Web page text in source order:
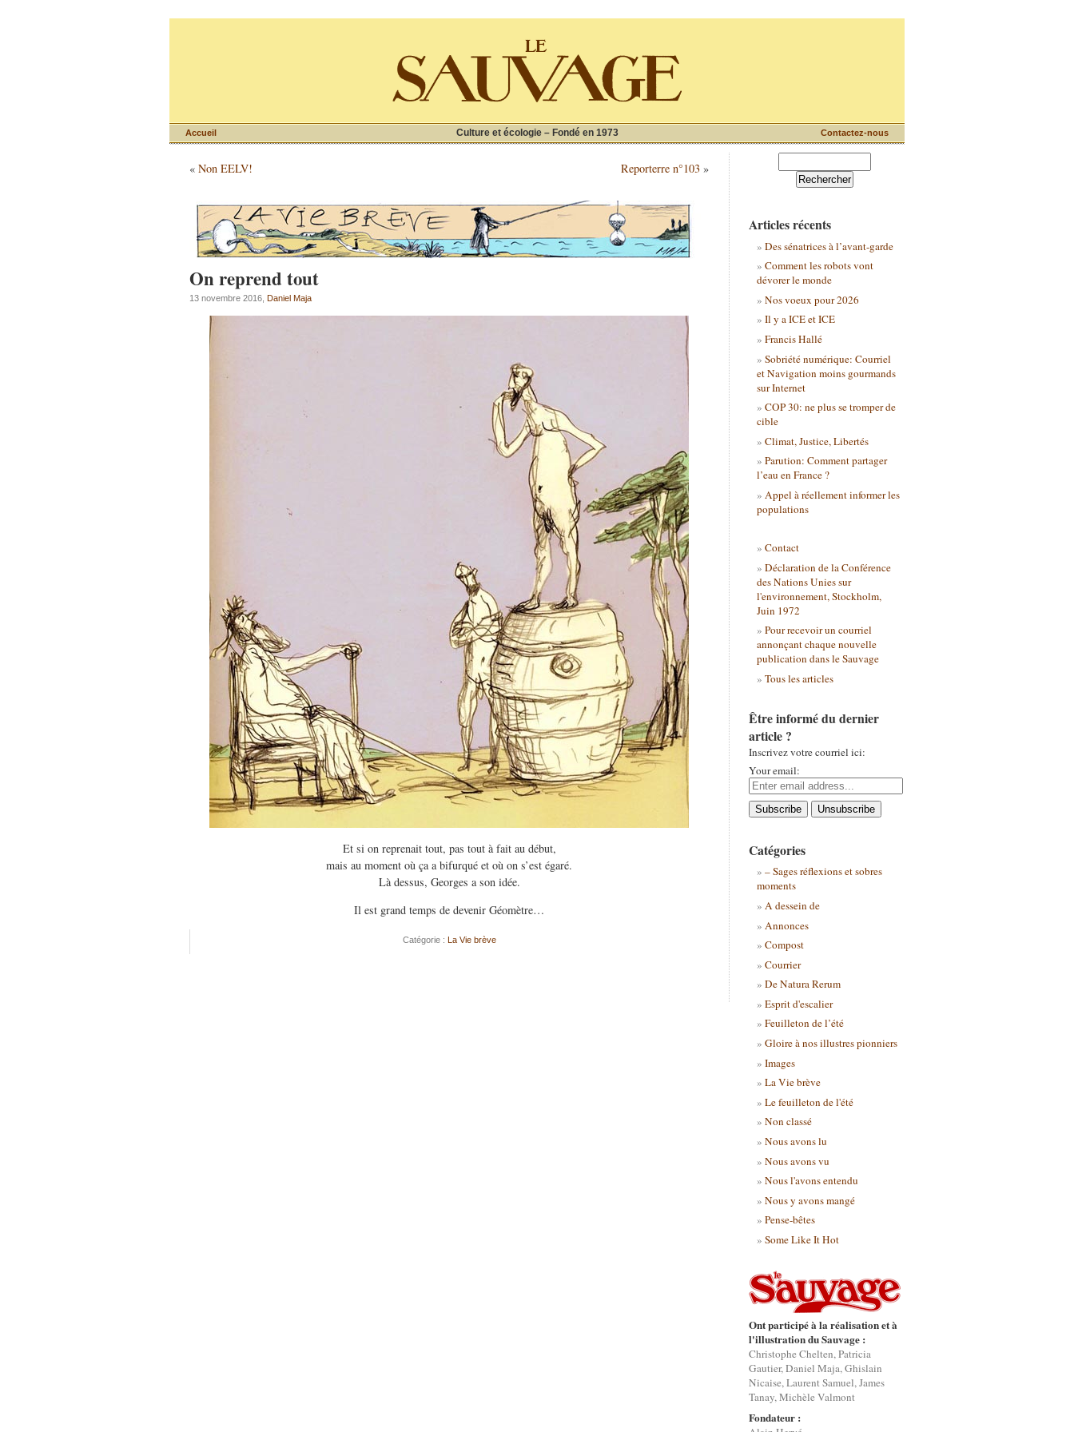
Culture et écologie – Fondé en 1973
Accueil Contactez-nous
« Non EELV! Reporterre n°103 »
On reprend tout
13 novembre 2016, Daniel Maja
Et si on reprenait tout, pas tout à fait au début,
mais au moment où ça a bifurqué et où on s’est égaré.
Là dessus, Georges a son idée.
Il est grand temps de devenir Géomètre…
Catégorie : La Vie brève
Articles récents
Des sénatrices à l’avant-garde
Comment les robots vont
dévorer le monde
Nos voeux pour 2026
Il y a ICE et ICE
Francis Hallé
Sobriété numérique: Courriel
et Navigation moins gourmands
sur Internet
COP 30: ne plus se tromper de
cible
Climat, Justice, Libertés
Parution: Comment partager
l’eau en France ?
Appel à réellement informer les
populations
Contact
Déclaration de la Conférence
des Nations Unies sur
l'environnement, Stockholm,
Juin 1972
Pour recevoir un courriel
annonçant chaque nouvelle
publication dans le Sauvage
Tous les articles
Être informé du dernier
article ?
Inscrivez votre courriel ici:
Your email:
Catégories
– Sages réflexions et sobres
moments
A dessein de
Annonces
Compost
Courrier
De Natura Rerum
Esprit d'escalier
Feuilleton de l’été
Gloire à nos illustres pionniers
Images
La Vie brève
Le feuilleton de l'été
Non classé
Nous avons lu
Nous avons vu
Nous l'avons entendu
Nous y avons mangé
Pense-bêtes
Some Like It Hot
Ont participé à la réalisation et à
l'illustration du Sauvage :
Christophe Chelten, Patricia
Gautier, Daniel Maja, Ghislain
Nicaise, Laurent Samuel, James
Tanay, Michèle Valmont
Fondateur :